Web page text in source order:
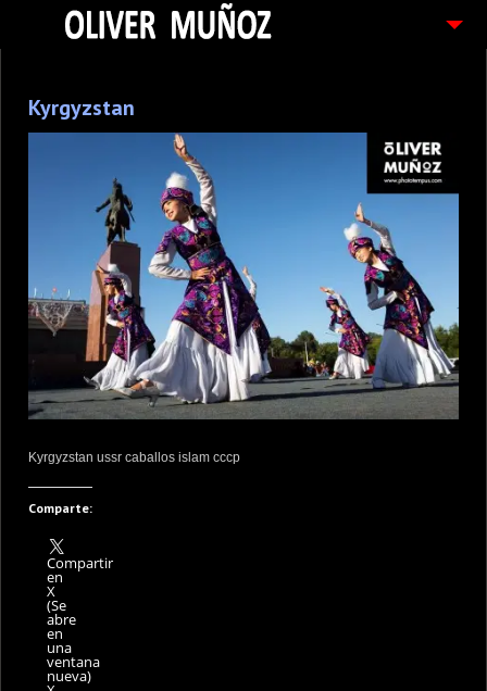
FOTOGRAFIAS
Kyrgyzstan
Kyrgyzstan ussr caballos islam cccp
Comparte:
Compartir
en
X
(Se
abre
en
una
ventana
nueva)